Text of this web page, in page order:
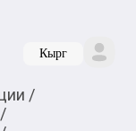
Кырг
/
/